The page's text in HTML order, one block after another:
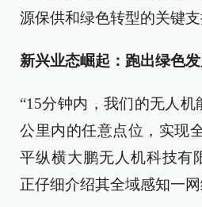
源保供和绿色转型的关键支
新兴业态崛起：跑出绿色
“15分钟内，我们的无人
公里内的任意点位，实现
平纵横大鹏无人机科技有
正仔细介绍其全域感知一网